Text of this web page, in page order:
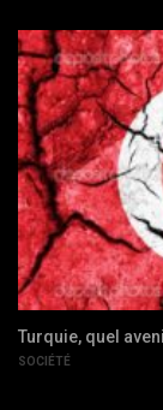
Turquie, quel
SOCIÉTÉ